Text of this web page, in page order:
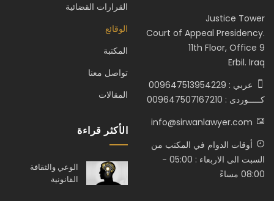
Justice Tower
Court of Appeal Presidency.
11th Floor, Office 9
Erbil. Iraq
عربي : 009647513954229
كـــــوردى : 009647507167210
info@sirwanlawyer.com
أوقات الدوام في المكتب من
السبت الى الاربعاء : 05:00 -
08:00 مساءً
القرارات القضائية
الوقائع
المكتبة
تواصل معنا
المقالات
الأكثر قراءة
الوعي والثقافة
القانونية